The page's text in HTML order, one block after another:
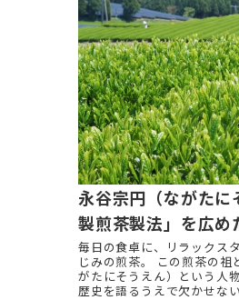
永谷宗円（ながた
製煎茶製法」を広め
毎日の食卓に、リラックス
じみの煎茶。 この煎茶の祖
がたにそうえん）という人
歴史を語るうえで欠かせな